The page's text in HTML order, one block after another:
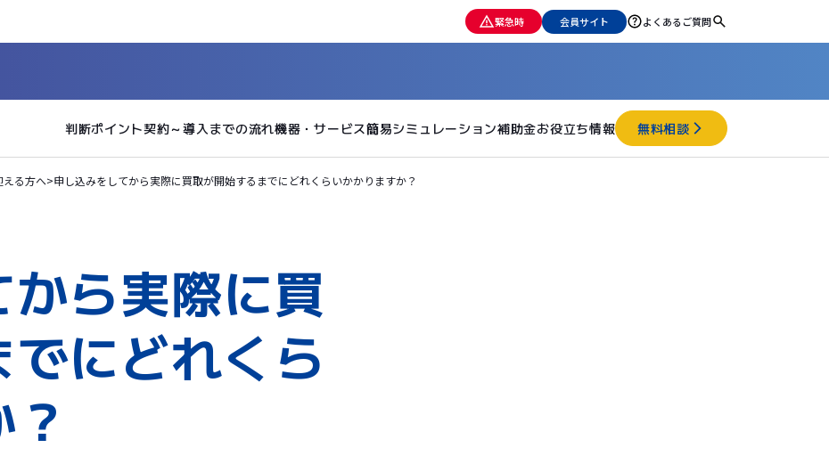
緊急時 会員サイト よくあるご質問
判断ポイント契約～導入までの流れ機器・サービス簡易シミュレーション補助金お役立ち情報 無料相談
える方へ>申し込みをしてから実際に買取が開始するまでにどれくらいかかりますか？
ら実際に買
にどれくら